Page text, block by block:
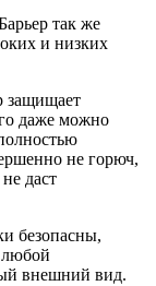
так же
и низких
защищает
даже можно
не горюч,
даст
безопасны,
любой
внешний вид.